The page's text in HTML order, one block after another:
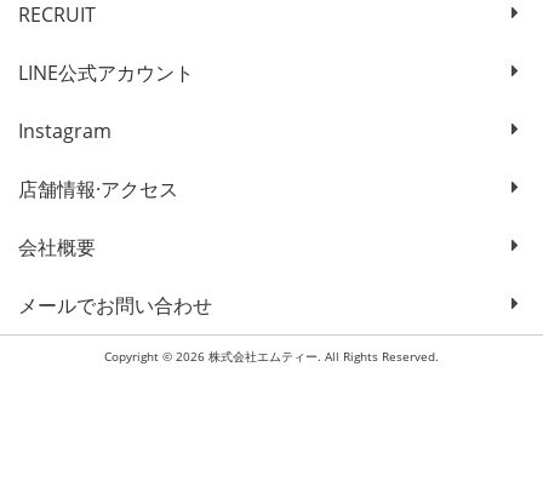
RECRUIT
LINE公式アカウント
Instagram
店舗情報·アクセス
会社概要
メールでお問い合わせ
Copyright © 2026 株式会社エムティー. All Rights Reserved.